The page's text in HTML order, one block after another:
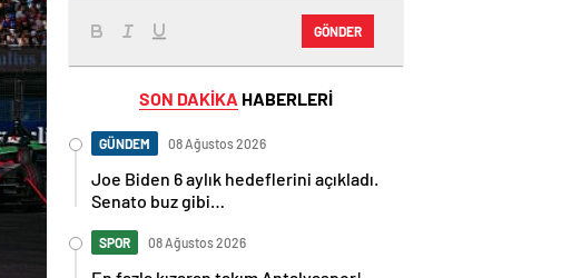
GÖNDER
SON DAKİKA HABERLERİ
GÜNDEM 08 Ağustos 2026
Joe Biden 6 aylık hedeflerini açıkladı.
Senato buz gibi…
SPOR 08 Ağustos 2026